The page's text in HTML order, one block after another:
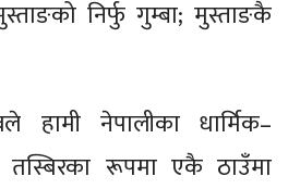
निर्फु गुम्बा; मुस्ताङकै
हामी नेपालीका धार्मिक–
रूपमा एकै ठाउँमा